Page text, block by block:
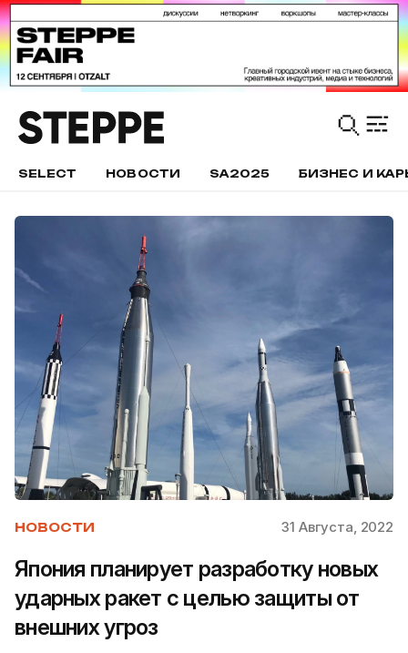
SELECT НОВОСТИ SA2025 БИЗНЕС И
НОВОСТИ 31 Августа, 2022
Япония планирует разработку новых
ударных ракет с целью защиты от
внешних угроз